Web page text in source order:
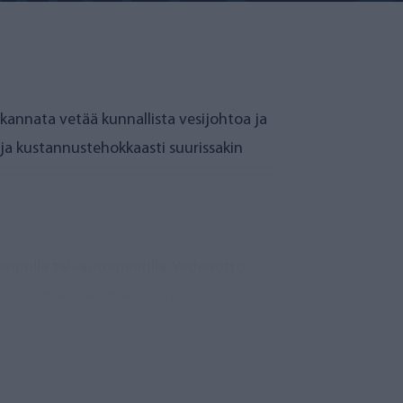
vetää kunnallista vesijohtoa ja
kustannustehokkaasti suurissakin
AQVAn paketteihin kuuluvalle